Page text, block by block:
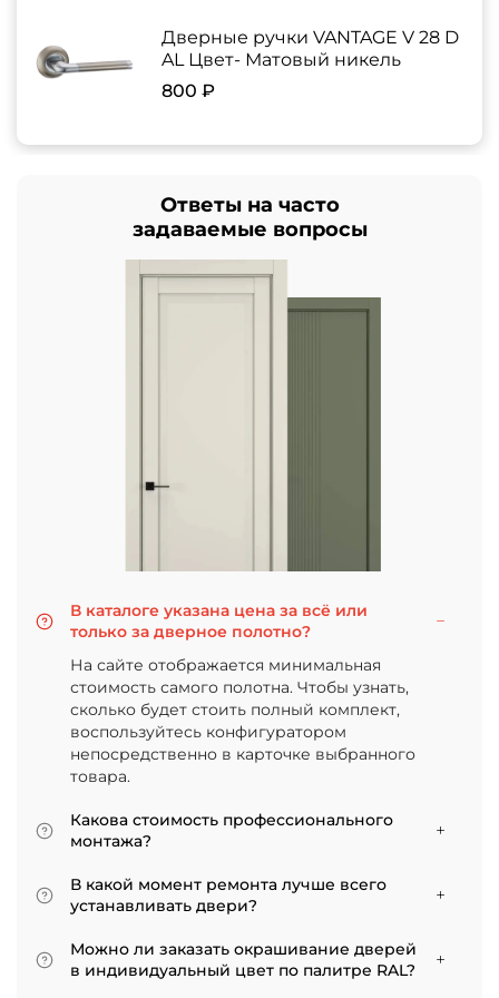
Дверные ручки VANTAGE V 28 D
AL Цвет- Матовый никель
800 ₽
Ответы на часто
задаваемые вопросы
В каталоге указана цена за всё или
только за дверное полотно?
На сайте отображается минимальная
стоимость самого полотна. Чтобы узнать,
сколько будет стоить полный комплект,
воспользуйтесь конфигуратором
непосредственно в карточке выбранного
товара.
Какова стоимость профессионального
монтажа?
Итоговая сумма зависит от типа отделки
двери и габаритов проема. Минимальная
цена за установку стандартной двери с
покрытием «экошпон» начинается от 5000
рублей.
В какой момент ремонта лучше всего
устанавливать двери?
Мы советуем приступать к монтажу после
того, как уложено напольное покрытие. В
противном случае из-за изменения уровня
Можно ли заказать окрашивание дверей
в индивидуальный цвет по палитре RAL?